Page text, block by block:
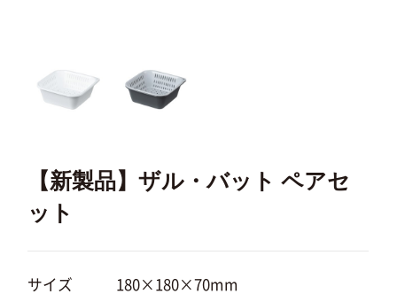
【新製品】ザル・バット ペアセ
ット
サイズ 180×180×70mm